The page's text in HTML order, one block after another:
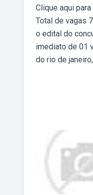
Clique aqui
Total de vagas
o edital do
imediato de 01
do rio de